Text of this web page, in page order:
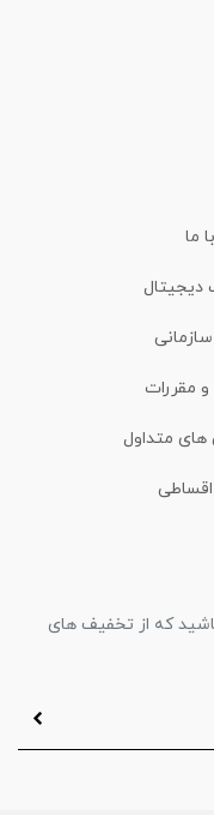
ما
دیجیتال
و مقررات
متداول
که از تخفیف های